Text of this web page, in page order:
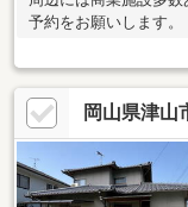
予約をお願いします。
岡山県津山